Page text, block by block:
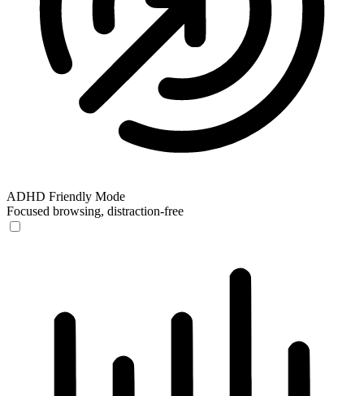
ADHD Friendly Mode
Focused browsing, distraction-free